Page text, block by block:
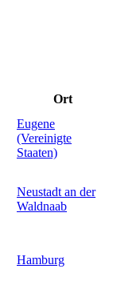
Ort
Eugene
(Vereinigte
Staaten)
Neustadt an der
Waldnaab
Hamburg